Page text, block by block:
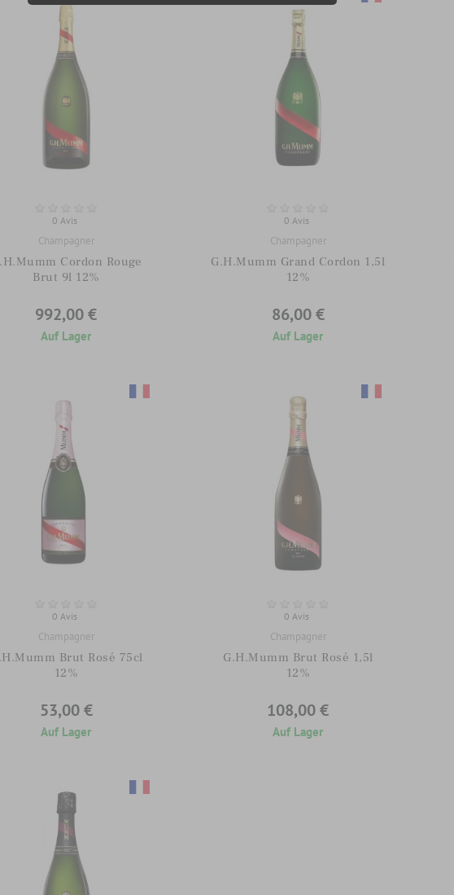
0 Avis
Champagner
Cordon Rouge
Brut 9l 12%
992,00 €
Auf Lager
0 Avis
Champagner
G.H.Mumm Grand Cordon 1,5l
12%
86,00 €
Auf Lager
0 Avis
Champagner
Brut Rosé 75cl
12%
53,00 €
Auf Lager
0 Avis
Champagner
G.H.Mumm Brut Rosé 1,5l
12%
108,00 €
Auf Lager